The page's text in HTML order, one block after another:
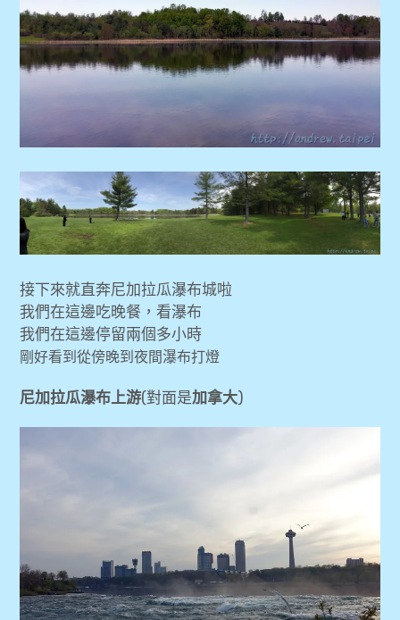
接下來就直奔尼加拉瓜瀑布城啦
我們在這邊吃晚餐，看瀑布
我們在這邊停留兩個多小時
剛好看到從傍晚到夜間瀑布打燈
尼加拉瓜瀑布上游(對面是加拿大)